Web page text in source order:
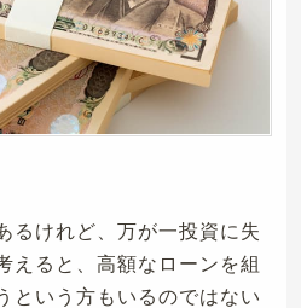
るけれど、万が一投資に失
えると、高額なローンを組
という方もいるのではない